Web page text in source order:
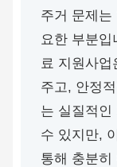
주거 문제는
요한 부분
료 지원사
주고, 안정
는 실질적인
수 있지만,
통해 충분히